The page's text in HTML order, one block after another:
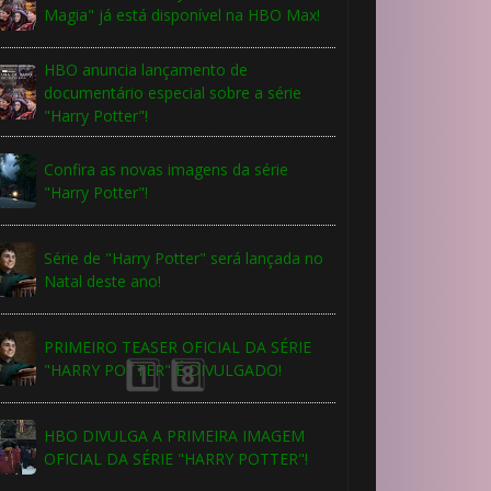
Magia" já está disponível na HBO Max!
HBO anuncia lançamento de
documentário especial sobre a série
"Harry Potter"!
Confira as novas imagens da série
"Harry Potter"!
Série de "Harry Potter" será lançada no
Natal deste ano!
PRIMEIRO TEASER OFICIAL DA SÉRIE
"HARRY POTTER" É DIVULGADO!
HBO DIVULGA A PRIMEIRA IMAGEM
OFICIAL DA SÉRIE "HARRY POTTER"!
🎈